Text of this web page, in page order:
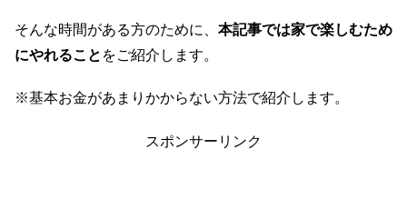
そんな時間がある方のために、 本記事では家で楽しむため
にやれること をご紹介します。
※基本お金があまりかからない方法で紹介します。
スポンサーリンク